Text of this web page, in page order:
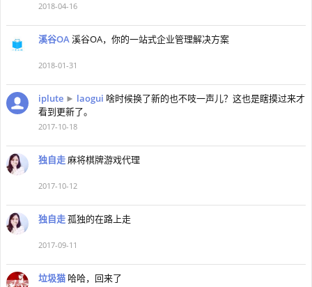
2018-04-16
溪谷OA溪谷OA，你的一站式企业管理解决方案
2018-01-31
iplute ► laogui 啥时候换了新的也不吱一声儿？这也是瞎摸过来才
看到更新了。
2017-10-18
独自走麻将棋牌游戏代理
2017-10-12
独自走孤独的在路上走
2017-09-11
垃圾猫 哈哈，回来了